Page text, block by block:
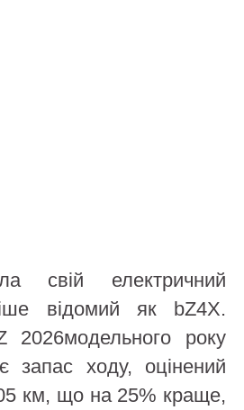
свій електричний
відомий як bZ4X.
року
запас ходу, оцінений
км, що на 25% краще,